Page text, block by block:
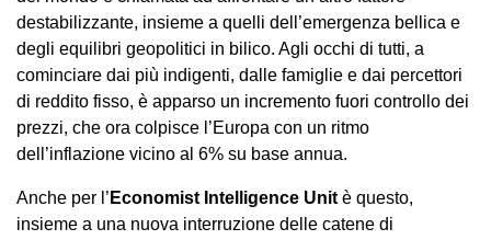
destabilizzante, insieme a quelli dell’emergenza bellica e
degli equilibri geopolitici in bilico. Agli occhi di tutti, a
cominciare dai più indigenti, dalle famiglie e dai percettori
di reddito fisso, è apparso un incremento fuori controllo dei
prezzi, che ora colpisce l’Europa con un ritmo
dell’inflazione vicino al 6% su base annua.
Anche per l’ Economist Intelligence Unit è questo,
insieme a una nuova interruzione delle catene di